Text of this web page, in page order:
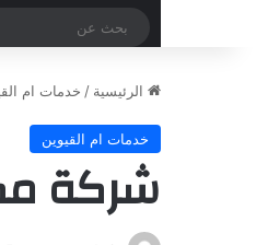
الرئيسية / خدمات ام
خدمات ام القيوين
شركة